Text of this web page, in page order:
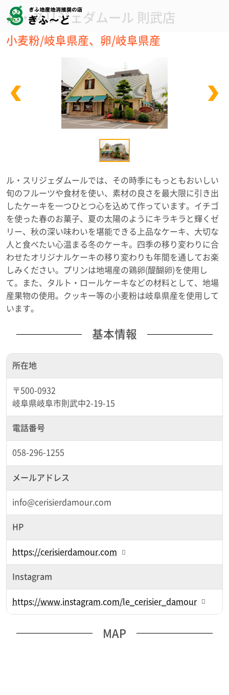
ル・スリジェダムール 則武店
小麦粉/岐阜県産、卵/岐阜県産
ル・スリジェダムールでは、その時季にもっともおいしい
旬のフルーツや食材を使い、素材の良さを最大限に引き出
したケーキを一つひとつ心を込めて作っています。イチゴ
を使った春のお菓子、夏の太陽のようにキラキラと輝くゼ
リー、秋の深い味わいを堪能できる上品なケーキ、大切な
人と食べたい心温まる冬のケーキ。四季の移り変わりに合
わせたオリジナルケーキの移り変わりも年間を通してお楽
しみください。プリンは地場産の鶏卵(醍醐卵)を使用し
て。また、タルト・ロールケーキなどの材料として、地場
産果物の使用。クッキー等の小麦粉は岐阜県産を使用して
います。
基本情報
所在地
〒500-0932
岐阜県岐阜市則武中2-19-15
電話番号
058-296-1255
メールアドレス
info@cerisierdamour.com
HP
https://cerisierdamour.com
Instagram
https://www.instagram.com/le_cerisier_damour
MAP